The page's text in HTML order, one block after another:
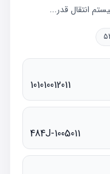
انتقال قدر...
101010012011
484J-1005011